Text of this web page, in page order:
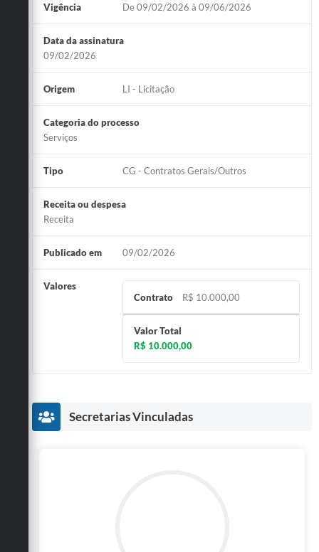
Vigência De 09/02/2026 à 09/06/2026
Data da assinatura
09/02/2026
Origem LI - Licitação
Categoria do processo
Serviços
Tipo CG - Contratos Gerais/Outros
Receita ou despesa
Receita
Publicado em 09/02/2026
Valores
Contrato
R$ 10.000,00
Valor Total
R$ 10.000,00
Secretarias Vinculadas